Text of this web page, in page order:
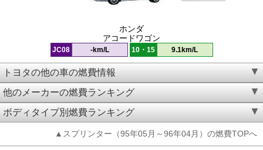
ホンダ
アコードワゴン
JC08 -km/L 10・15 9.1km/L
トヨタの他の車の燃費情報
他のメーカーの燃費ランキング
ボディタイプ別燃費ランキング
▲スプリンター（95年05月～96年04月）の燃費TOPへ